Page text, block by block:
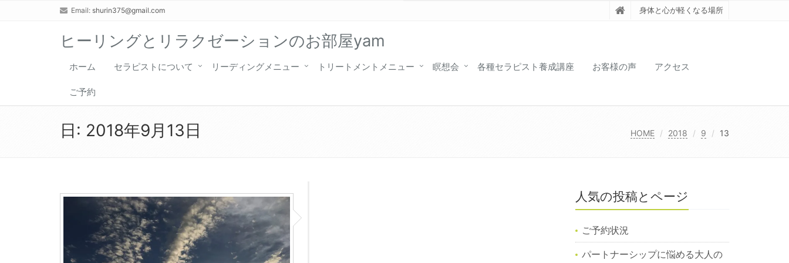
Email: shurin375@gmail.com 身体と心が軽くなる場所
ヒーリングとリラクゼーションのお部屋yam
ホーム セラピストについて リーディングメニュー トリートメントメニュー 瞑想会 各種セラピスト養成講座 お客様の声 アクセス
ご予約
日: 2018年9月13日 HOME 2018 9 13
人気の投稿とページ
ご予約状況
パートナーシップに悩める大人の